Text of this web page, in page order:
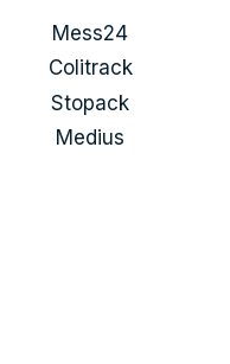
Mess24
Colitrack
Stopack
Medius